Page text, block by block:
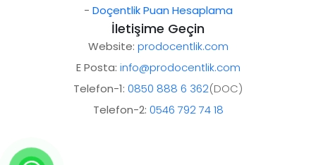
- Doçentlik Puan Hesaplama
İletişime Geçin
Website: prodocentlik.com
E Posta: info@prodocentlik.com
Telefon-1: 0850 888 6 362(DOC)
Telefon-2: 0546 792 74 18